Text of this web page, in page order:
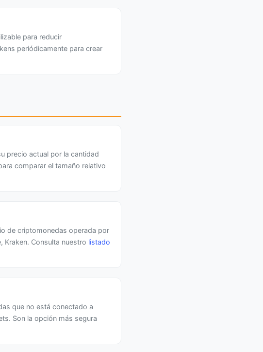
para reducir
periódicamente para crear
precio actual por la cantidad
comparar el tamaño relativo
de criptomonedas operada por
Kraken. Consulta nuestro listado
que no está conectado a
Son la opción más segura